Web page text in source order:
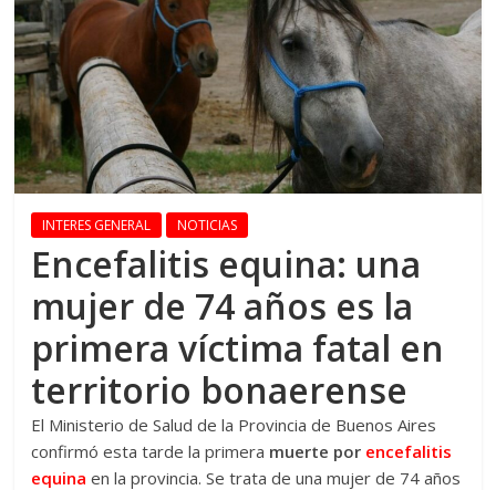
INTERES GENERAL NOTICIAS
Encefalitis equina: una
mujer de 74 años es la
primera víctima fatal en
territorio bonaerense
El Ministerio de Salud de la Provincia de Buenos Aires
confirmó esta tarde la primera muerte por encefalitis
equina en la provincia. Se trata de una mujer de 74 años